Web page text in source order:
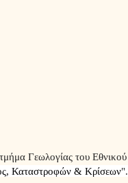
Γεωλογίας του Εθνικού
Καταστροφών & Κρίσεων".